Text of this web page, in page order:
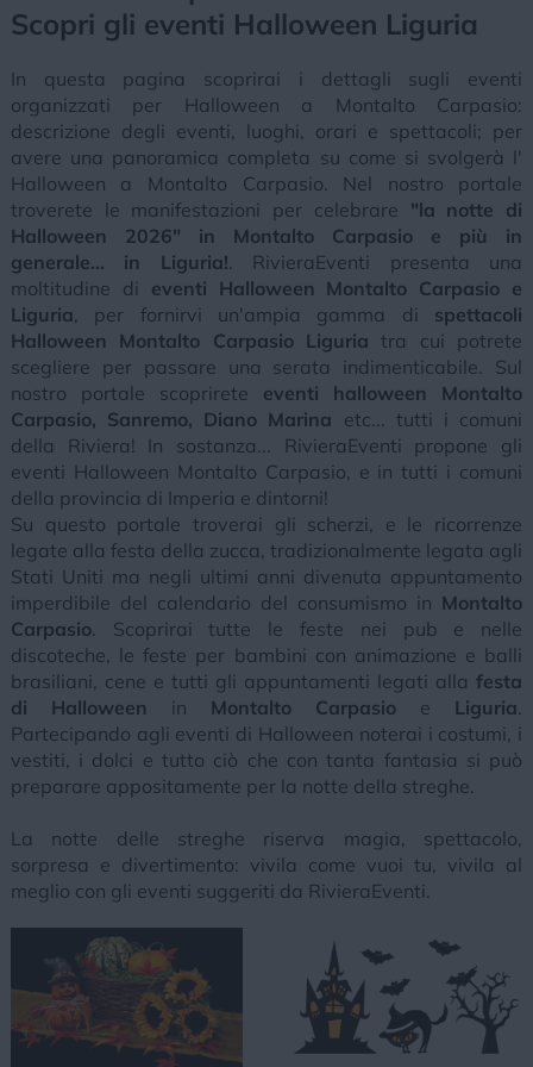
Scopri gli eventi Halloween Liguria
In questa pagina scoprirai i dettagli sugli eventi
organizzati per Halloween a Montalto Carpasio:
descrizione degli eventi, luoghi, orari e spettacoli; per
avere una panoramica completa su come si svolgerà l'
Halloween a Montalto Carpasio. Nel nostro portale
troverete le manifestazioni per celebrare "la notte di
Halloween 2026" in Montalto Carpasio e più in
generale... in Liguria!. RivieraEventi presenta una
moltitudine di eventi Halloween Montalto Carpasio e
Liguria, per fornirvi un'ampia gamma di spettacoli
Halloween Montalto Carpasio Liguria tra cui potrete
scegliere per passare una serata indimenticabile. Sul
nostro portale scoprirete eventi halloween Montalto
Carpasio, Sanremo, Diano Marina etc... tutti i comuni
della Riviera! In sostanza... RivieraEventi propone gli
eventi Halloween Montalto Carpasio, e in tutti i comuni
della provincia di Imperia e dintorni!
Su questo portale troverai gli scherzi, e le ricorrenze
legate alla festa della zucca, tradizionalmente legata agli
Stati Uniti ma negli ultimi anni divenuta appuntamento
imperdibile del calendario del consumismo in Montalto
Carpasio. Scoprirai tutte le feste nei pub e nelle
discoteche, le feste per bambini con animazione e balli
brasiliani, cene e tutti gli appuntamenti legati allafesta
di Halloween in Montalto Carpasio e Liguria.
Partecipando agli eventi di Halloween noterai i costumi, i
vestiti, i dolci e tutto ciò che con tanta fantasia si può
preparare appositamente per la notte della streghe.
La notte delle streghe riserva magia, spettacolo,
sorpresa e divertimento: vivila come vuoi tu, vivila al
meglio con gli eventi suggeriti da RivieraEventi.